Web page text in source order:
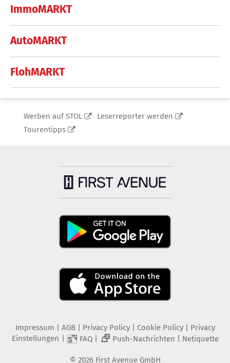
ImmoMARKT
AutoMARKT
FlohMARKT
Werben auf STOL
Leserreporter werden
Tourentipps
Impressum AGB Privacy Policy| Cookie Policy| Privacy
Einstellungen
FAQ| 2 Push-Nachrichten Netiquette
© 2026 First Avenue GmbH